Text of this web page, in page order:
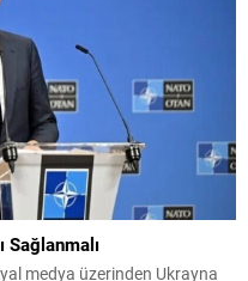
Sağlanmalı
medya üzerinden Ukrayna